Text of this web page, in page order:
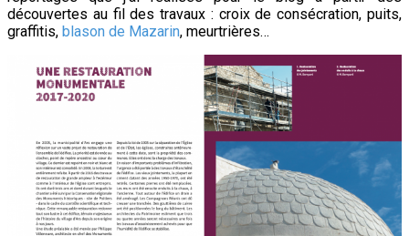
découvertes au fil des travaux : croix de consécration, puits,
graffitis, blason de Mazarin, meurtrières…